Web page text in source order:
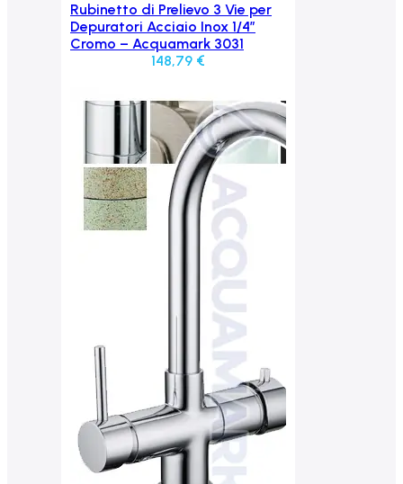
Aggiungi al carrello
Rubinetto di Prelievo 3 Vie per
Depuratori Acciaio Inox 1/4″
Cromo – Acquamark 3031
148,79 €